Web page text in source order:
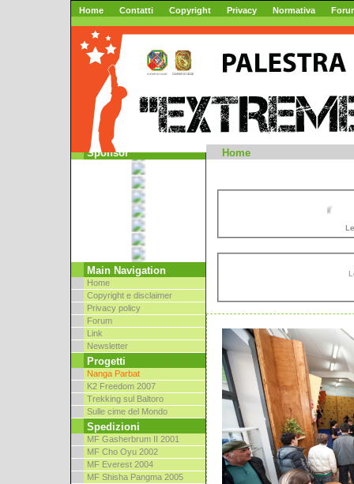
Home Contatti Copyright Privacy Normativa
Sponsor
Main Navigation
Home
Copyright e disclaimer
Privacy policy
Forum
Link
Newsletter
Progetti
Nanga Parbat
K2 Freedom 2007
Trekking sul Baltoro
Sulle cime del Mondo
Spedizioni
MF Gasherbrum II 2001
MF Cho Oyu 2002
MF Everest 2004
MF Shisha Pangma 2005
Home
//